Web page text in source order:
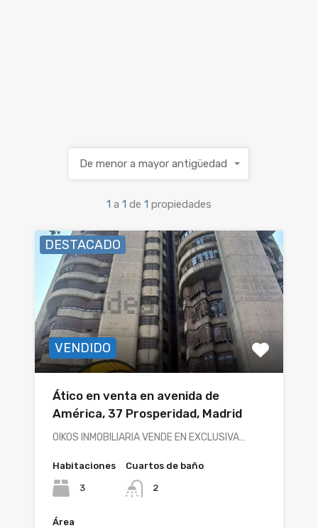
1 a 1 de 1 propiedades
De menor a mayor antigüedad
DESTACADO
VENDIDO
Ático en venta en avenida de
América, 37 Prosperidad, Madrid
OIKOS INMOBILIARIA VENDE EN EXCLUSIVA…
Habitaciones
3
Cuartos de baño
2
Área